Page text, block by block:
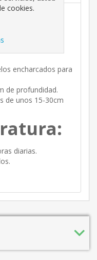
verano) o
encharcados para
de profundidad.
de unos 15-30cm
diarias.
cookies.